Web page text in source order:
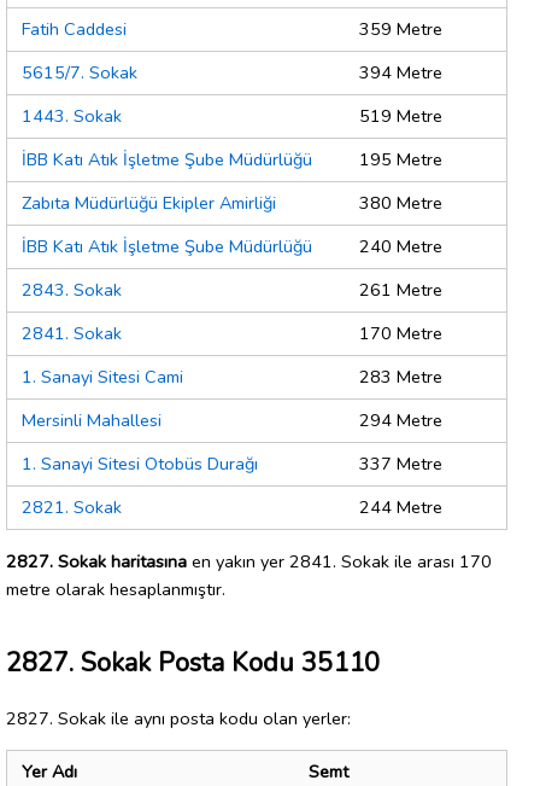
Fatih Caddesi
359 Metre
5615/7. Sokak
394 Metre
1443. Sokak
519 Metre
İBB Katı Atık İşletme Şube Müdürlüğü
195 Metre
Zabıta Müdürlüğü Ekipler Amirliği
380 Metre
İBB Katı Atık İşletme Şube Müdürlüğü
240 Metre
2843. Sokak
261 Metre
2841. Sokak
170 Metre
1. Sanayi Sitesi Cami
283 Metre
Mersinli Mahallesi
294 Metre
1. Sanayi Sitesi Otobüs Durağı
337 Metre
2821. Sokak
244 Metre
2827. Sokak haritasına en yakın yer 2841. Sokak ile arası 170
metre olarak hesaplanmıştır.
2827. Sokak Posta Kodu 35110
2827. Sokak ile aynı posta kodu olan yerler:
Yer Adı
Semt